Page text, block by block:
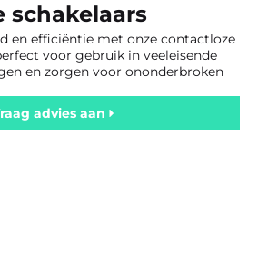
schakelaars
en efficiëntie met onze contactloze
voor gebruik in veeleisende
en zorgen voor ononderbroken
advies aan